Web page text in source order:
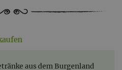
aus dem Burgenland